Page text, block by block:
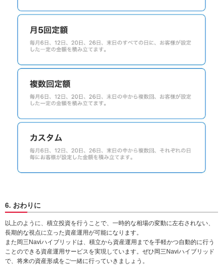
6. おわりに
以上のように、積立投資を行うことで、一時的な相場の変動に左右されない、
長期的な視点に立った資産運用が可能になります。
また岡三Naviハイブリッドは、積立から資産運用までを手軽かつ自動的に行う
ことのできる資産運用サービスを実現しています。ぜひ岡三Naviハイブリッド
で、将来の資産形成をご一緒に行っていきましょう。